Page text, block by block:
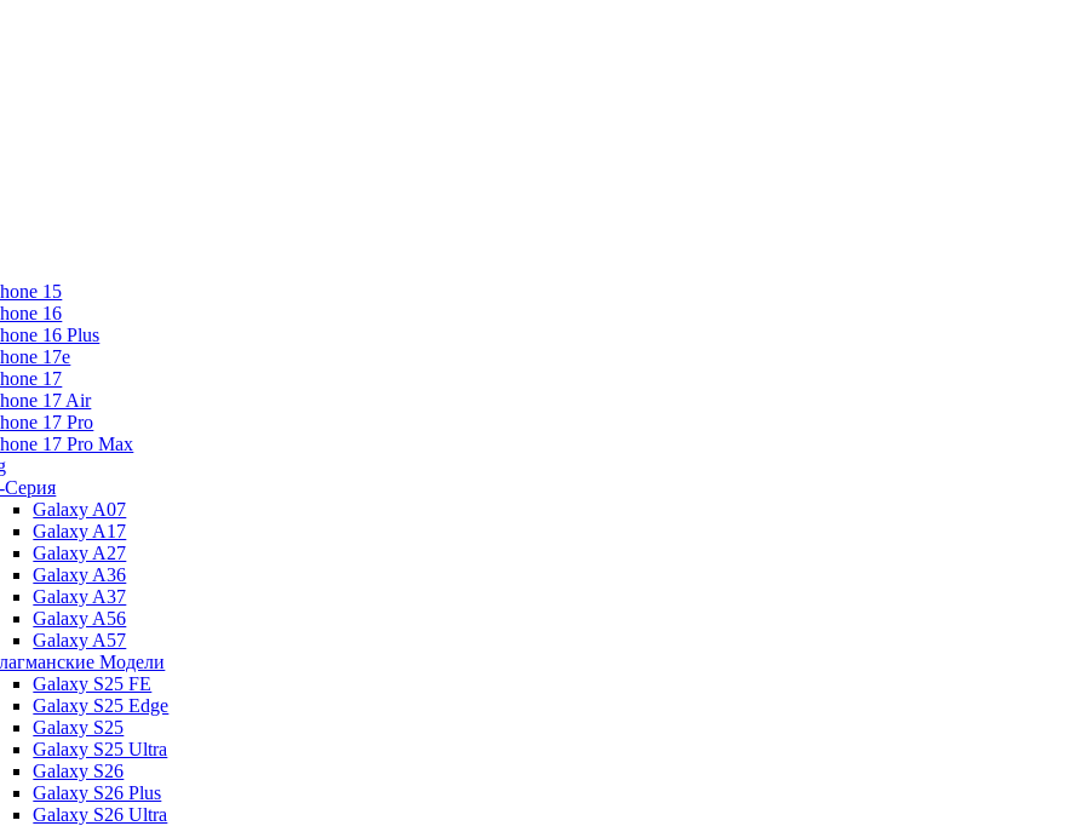
15
16
16 Plus
17e
17
17 Air
17 Pro
17 Pro Max
Galaxy A07
Galaxy A17
Galaxy A27
Galaxy A36
Galaxy A37
Galaxy A56
Galaxy A57
Модели
Galaxy S25 FE
Galaxy S25 Edge
Galaxy S25
Galaxy S25 Ultra
Galaxy S26
Galaxy S26 Plus
Galaxy S26 Ultra